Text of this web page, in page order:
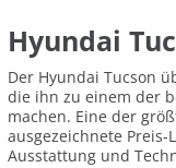
Hyundai
Der Hyundai Tucson
die ihn zu einem der
machen. Eine der
ausgezeichnete
Ausstattung und